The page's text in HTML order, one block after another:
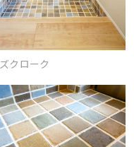
クローク